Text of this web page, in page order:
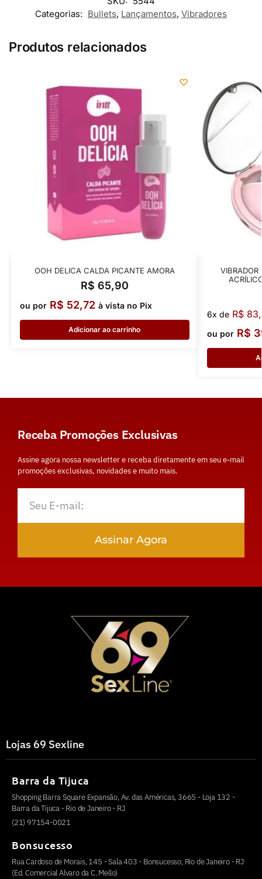
Categorias: Bullets, Lançamentos, Vibradores
Produtos relacionados
OOH DELICA CALDA PICANTE AMORA
R$ 65,90
ou por R$ 52,72 à vista no Pix
Adicionar ao carrinho
VIBRADOR
6x de R$
ou por R$
Receba Promoções Exclusivas
Assine agora nossa newsletter e receba diretamente em seu e-mail
promoções exclusivas, novidades e muito mais.
Assinar Agora
Lojas 69 Sexline
Barra da Tijuca
Shopping Barra Square Expansão, Av. das Américas, 3665 - Loja 132 -
Barra da Tijuca - Rio de Janeiro - RJ
(21) 97154-0021
Bonsucesso
Rua Cardoso de Morais, 145 - Sala 403 - Bonsucesso, Rio de Janeiro - RJ
(Ed. Comercial Alvaro da C. Mello)